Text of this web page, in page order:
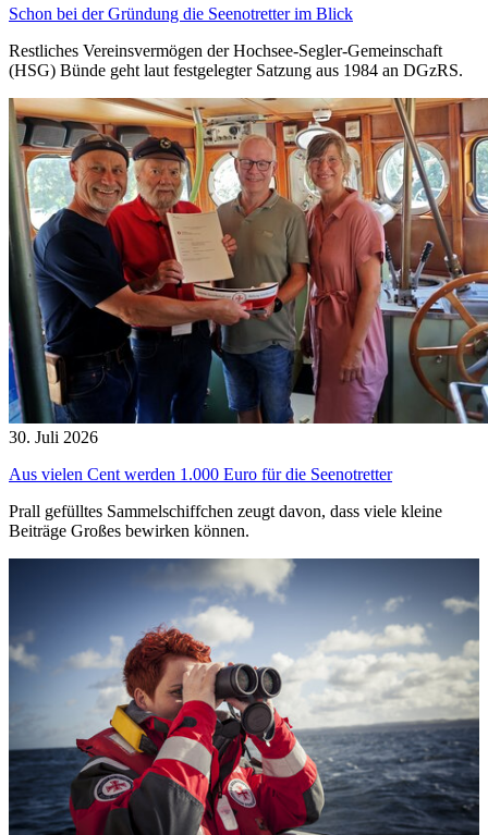
Schon bei der Gründung die Seenotretter im Blick
Restliches Vereinsvermögen der Hochsee-Segler-Gemeinschaft
(HSG) Bünde geht laut festgelegter Satzung aus 1984 an DGzRS.
30. Juli 2026
Aus vielen Cent werden 1.000 Euro für die Seenotretter
Prall gefülltes Sammelschiffchen zeugt davon, dass viele kleine
Beiträge Großes bewirken können.